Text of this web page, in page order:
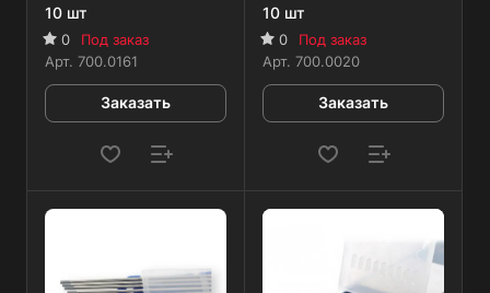
10 шт
0
Под заказ
Арт. 700.0161
Заказать
10 шт
0
Под заказ
Арт. 700.0020
Заказать